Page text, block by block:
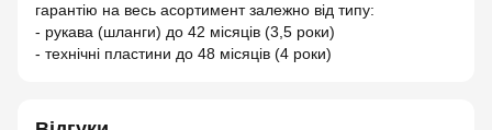
гарантію на весь асортимент залежно від типу:
- рукава (шланги) до 42 місяців (3,5 роки)
- технічні пластини до 48 місяців (4 роки)